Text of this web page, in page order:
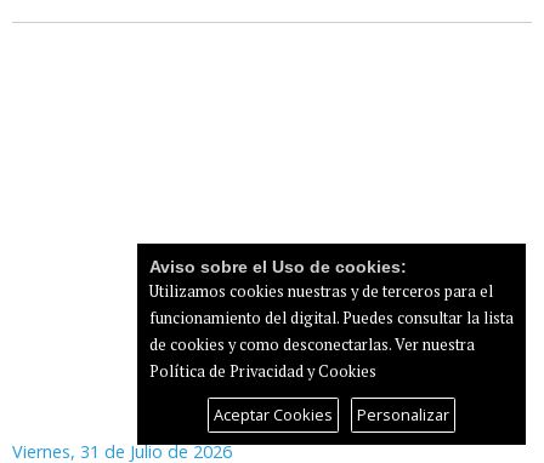
Viernes, 31 de Julio de 2026
Aviso sobre el Uso de cookies:
Utilizamos cookies nuestras y de terceros para el
funcionamiento del digital. Puedes consultar la lista
de cookies y como desconectarlas.Ver nuestra
Política de Privacidad y Cookies
Aceptar Cookies Personalizar